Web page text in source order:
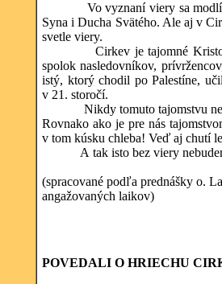
Vo vyznaní viery sa modlíme
Syna i Ducha Svätého. Ale aj v
svetle viery.
Cirkev je tajomné Kristovo
spolok nasledovníkov,
istý, ktorý chodil po Palestíne,
v 21. storočí.
Nikdy tomuto tajomstvu
Rovnako ako je pre nás
v tom kúsku chleba! Veď aj chutí
A tak isto bez viery
(spracované podľa prednášky o.
angažovaných laikov)
POVEDALI O HRIECHU